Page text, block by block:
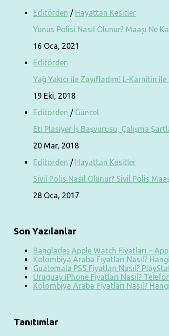
Editörden / Hayattan Kesitler
Yunus Polisi Nasıl Olunur? Maaşı Ne
16 Oca, 2021
Editörden
Yağ Yakıcı ile Zayıfladım! L-Karnitin
19 Eki, 2018
Editörden / Güncel
Eti Plasiyer İş Başvurusu, Çalışma
20 Mar, 2018
Editörden / Hayattan Kesitler
Sivil Polis Nasıl Olunur? Sivil Polis
28 Oca, 2017
Son Yazılanlar
Bangladeş Apple Watch Fiyatları –
Kolombiya Araba Fiyatları Nasıl?
Guatemala PS5 Fiyatları Nasıl?
Uruguay iPhone Fiyatları Nasıl?
Kolombiya Araba Fiyatları Nasıl?
Tanıtımlar